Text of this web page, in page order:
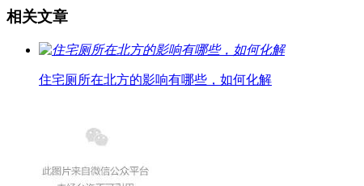
相关文章
住宅厕所在北方的影响有哪些，如何化解